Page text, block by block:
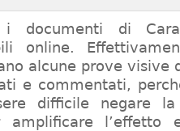
documenti di
online.
alcune prove visive
e commentati,
difficile negare
amplificare l’effetto